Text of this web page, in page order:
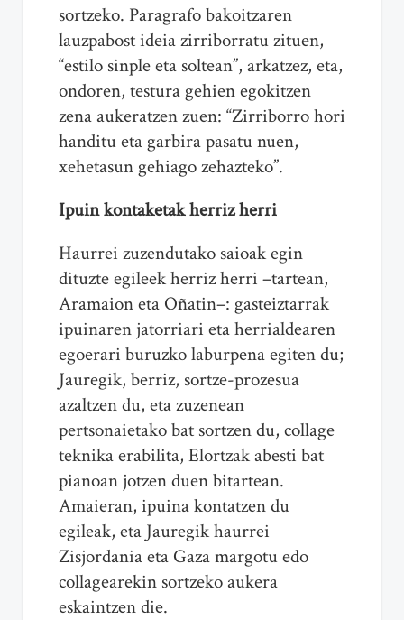
sortzeko. Paragrafo bakoitzaren
lauzpabost ideia zirriborratu zituen,
“estilo sinple eta soltean”, arkatzez, eta,
ondoren, testura gehien egokitzen
zena aukeratzen zuen: “Zirriborro hori
handitu eta garbira pasatu nuen,
xehetasun gehiago zehazteko”.
Ipuin kontaketak herriz herri
Haurrei zuzendutako saioak egin
dituzte egileek herriz herri –tartean,
Aramaion eta Oñatin–: gasteiztarrak
ipuinaren jatorriari eta herrialdearen
egoerari buruzko laburpena egiten du;
Jauregik, berriz, sortze-prozesua
azaltzen du, eta zuzenean
pertsonaietako bat sortzen du, collage
teknika erabilita, Elortzak abesti bat
pianoan jotzen duen bitartean.
Amaieran, ipuina kontatzen du
egileak, eta Jauregik haurrei
Zisjordania eta Gaza margotu edo
collagearekin sortzeko aukera
eskaintzen die.